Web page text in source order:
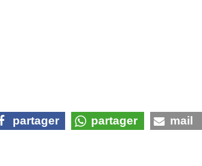
partager partager mail